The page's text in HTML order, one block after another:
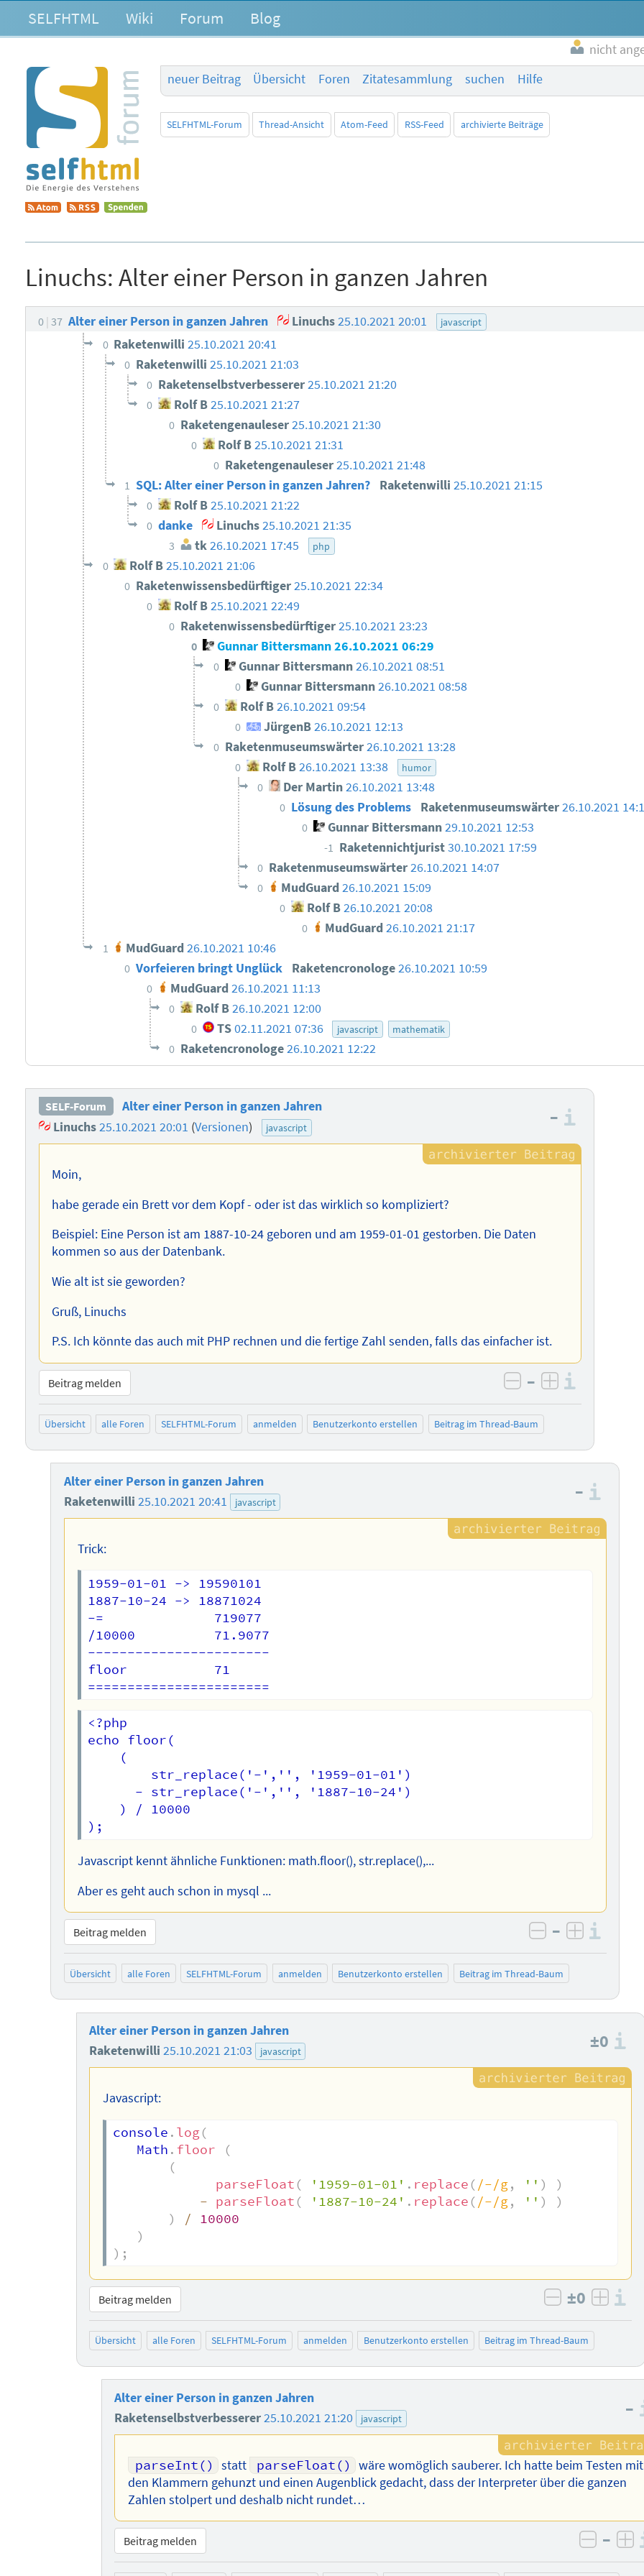
SELFHTML Wiki Forum Blog
nicht
neuer Beitrag
Übersicht Foren Zitatesammlung suchen Hilfe
SELFHTML-Forum Thread-Ansicht Atom-Feed RSS-Feed archivierte Beiträge
Linuchs: Alter einer Person in ganzen Jahren
0 37 Alter einer Person in ganzen Jahren Linuchs25.10.2021 20:01 javascript
0 Raketenwilli25.10.2021 20:41
0 Raketenwilli25.10.2021 21:03
0 Raketenselbstverbesserer25.10.2021 21:20
0 Rolf B25.10.2021 21:27
0 Raketengenauleser25.10.2021 21:30
0 Rolf B25.10.2021 21:31
0 Raketengenauleser25.10.2021 21:48
1 SQL: Alter einer Person in ganzen Jahren? Raketenwilli25.10.2021 21:15
0 Rolf B25.10.2021 21:22
0 danke Linuchs25.10.2021 21:35
3 tk26.10.2021 17:45 php
0 Rolf B25.10.2021 21:06
0 Raketenwissensbedürftiger25.10.2021 22:34
0 Rolf B25.10.2021 22:49
0 Raketenwissensbedürftiger25.10.2021 23:23
0 Gunnar Bittersmann 26.10.2021 06:29
0 Gunnar Bittersmann26.10.2021 08:51
0 Gunnar Bittersmann26.10.2021 08:58
0 Rolf B26.10.2021 09:54
0 JürgenB26.10.2021 12:13
0 Raketenmuseumswärter26.10.2021 13:28
0 Rolf B26.10.2021 13:38 humor
0 Der Martin26.10.2021 13:48
0 Lösung des Problems Raketenmuseumswärter26.10.2021
0 Gunnar Bittersmann29.10.2021 12:53
-1 Raketennichtjurist30.10.2021 17:59
0 Raketenmuseumswärter26.10.2021 14:07
0 MudGuard 26.10.2021 15:09
0 Rolf B 26.10.2021 20:08
0 MudGuard 26.10.2021 21:17
1 MudGuard 26.10.2021 10:46
0 Vorfeieren bringt Unglück Raketencronologe26.10.2021 10:59
0 MudGuard 26.10.2021 11:13
0 Rolf B 26.10.2021 12:00
0 TS 02.11.2021 07:36 javascript mathematik
0 Raketencronologe26.10.2021 12:22
SELF-Forum
Alter einer Person in ganzen Jahren
Linuchs25.10.2021 20:01 (Versionen) javascript
–
Moin,
habe gerade ein Brett vor dem Kopf - oder ist das wirklich so kompliziert?
Beispiel: Eine Person ist am 1887-10-24 geboren und am 1959-01-01 gestorben. Die Daten
kommen so aus der Datenbank.
Wie alt ist sie geworden?
Gruß, Linuchs
P.S. Ich könnte das auch mit PHP rechnen und die fertige Zahl senden, falls das einfacher ist.
Beitrag melden negativ bewerten
– positiv
Übersicht alle Foren SELFHTML-Forum anmelden Benutzerkonto erstellen Beitrag im Thread-Baum
Alter einer Person in ganzen Jahren
Raketenwilli 25.10.2021 20:41 javascript –
Trick:
1959-01-01 -> 19590101
1887-10-24 -> 18871024
-=              719077
/10000          71.9077
-----------------------
floor           71
<?php
echo floor(
    (
        str_replace('-','', '1959-01-01')
      - str_replace('-','', '1887-10-24')
    ) / 10000
Javascript kennt ähnliche Funktionen: math.floor(), str.replace(),...
Aber es geht auch schon in mysql ...
Beitrag melden negativ
– positiv
Übersicht alle Foren SELFHTML-Forum anmelden Benutzerkonto erstellen Beitrag im Thread-Baum
Alter einer Person in ganzen Jahren
Raketenwilli25.10.2021 21:03 javascript ±0
Javascript:
console . log(
   Math
. floor
(
(
parseFloat ( '1959-01-01' . replace ( /-/g, '' )
)
- parseFloat ( '1887-10-24' . replace ( /-/g, '' )
)
)
/
10000
)
) ;
Beitrag melden negativ
±0
Übersicht alle Foren SELFHTML-Forum anmelden Benutzerkonto erstellen Beitrag im Thread-Baum
Alter einer Person in ganzen Jahren
Raketenselbstverbesserer25.10.2021 21:20 javascript –
parseInt() statt parseFloat()
wäre womöglich sauberer. Ich hatte beim Testen mit
den Klammern gehunzt und einen Augenblick gedacht, dass der Interpreter über die ganzen
Zahlen stolpert und deshalb nicht rundet…
Beitrag melden –